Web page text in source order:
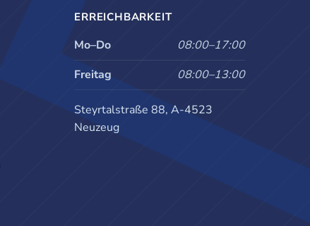
ERREICHBARKEIT
Mo–Do
08:00–17:00
Freitag
08:00–13:00
Steyrtalstraße 88, A-4523
Neuzeug